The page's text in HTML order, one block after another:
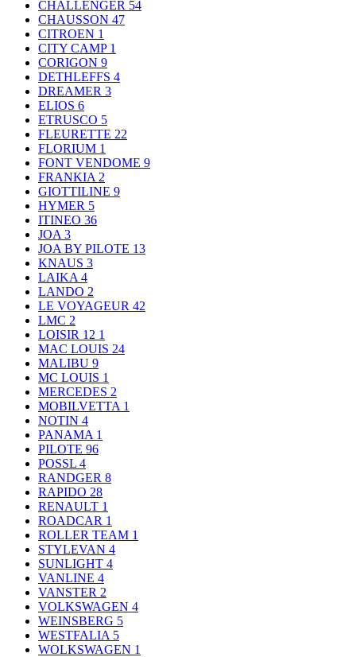
CHALLENGER 54
CHAUSSON 47
CITROEN 1
CITY CAMP 1
CORIGON 9
DETHLEFFS 4
DREAMER 3
ELIOS 6
ETRUSCO 5
FLEURETTE 22
FLORIUM 1
FONT VENDOME 9
FRANKIA 2
GIOTTILINE 9
HYMER 5
ITINEO 36
JOA 3
JOA BY PILOTE 13
KNAUS 3
LAIKA 4
LANDO 2
LE VOYAGEUR 42
LMC 2
LOISIR 12 1
MAC LOUIS 24
MALIBU 9
MC LOUIS 1
MERCEDES 2
MOBILVETTA 1
NOTIN 4
PANAMA 1
PILOTE 96
POSSL 4
RANDGER 8
RAPIDO 28
RENAULT 1
ROADCAR 1
ROLLER TEAM 1
STYLEVAN 4
SUNLIGHT 4
VANLINE 4
VANSTER 2
VOLKSWAGEN 4
WEINSBERG 5
WESTFALIA 5
WOLKSWAGEN 1